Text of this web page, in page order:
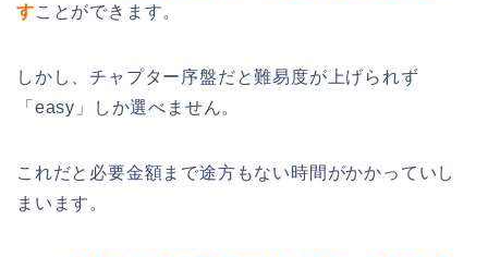
すことができます。
しかし、チャプター序盤だと難易度が上げられず
「easy」しか選べません。
これだと必要金額まで途方もない時間がかかっていし
まいます。